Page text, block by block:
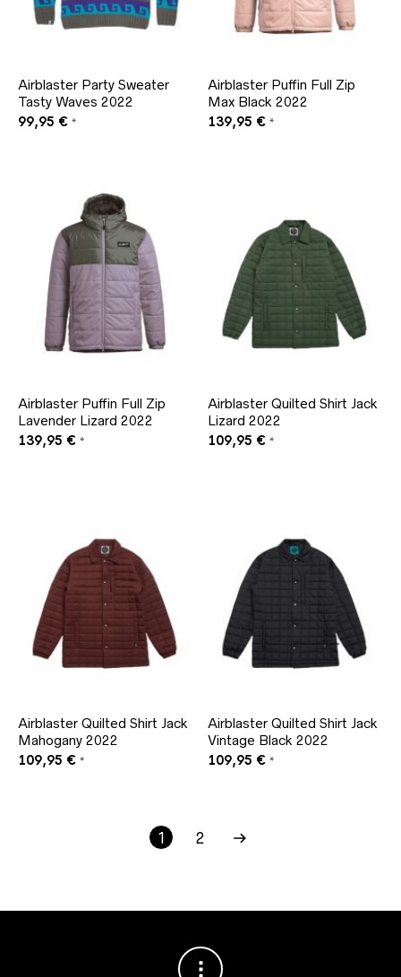
Airblaster Party Sweater
Tasty Waves 2022
99,95 € *
Airblaster Puffin Full Zip
Max Black 2022
139,95 € *
Airblaster Puffin Full Zip
Lavender Lizard 2022
139,95 € *
Airblaster Quilted Shirt Jack
Lizard 2022
109,95 € *
Airblaster Quilted Shirt Jack
Mahogany 2022
109,95 € *
Airblaster Quilted Shirt Jack
Vintage Black 2022
109,95 € *
1 2